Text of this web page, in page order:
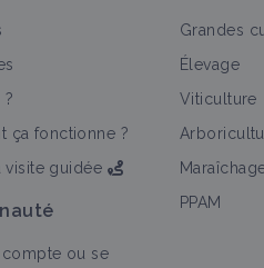
?
ça fonctionne ?
visite guidée
compte ou se
Grandes
Élevage
Viticulture
PPAM